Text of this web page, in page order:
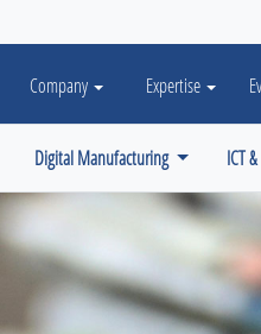
Company Expertise
Digital Manufacturing ICT
track your activities? We